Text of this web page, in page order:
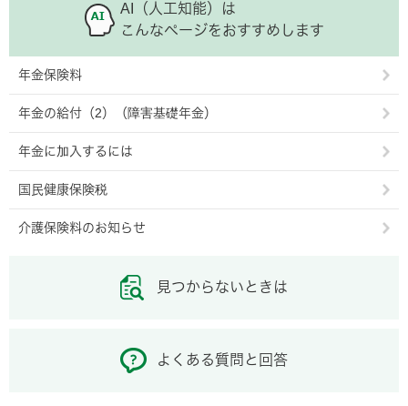
AI（人工知能）は
こんなページをおすすめします
年金保険料
年金の給付（2）（障害基礎年金）
年金に加入するには
国民健康保険税
介護保険料のお知らせ
見つからないときは
よくある質問と回答